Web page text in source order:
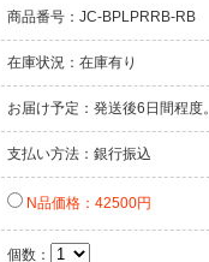
商品番号：JC-BPLPRRB-RB
在庫状況：在庫有り
お届け予定：発送後6日間程度
支払い方法：銀行振込
N品価格：42500円
個数：